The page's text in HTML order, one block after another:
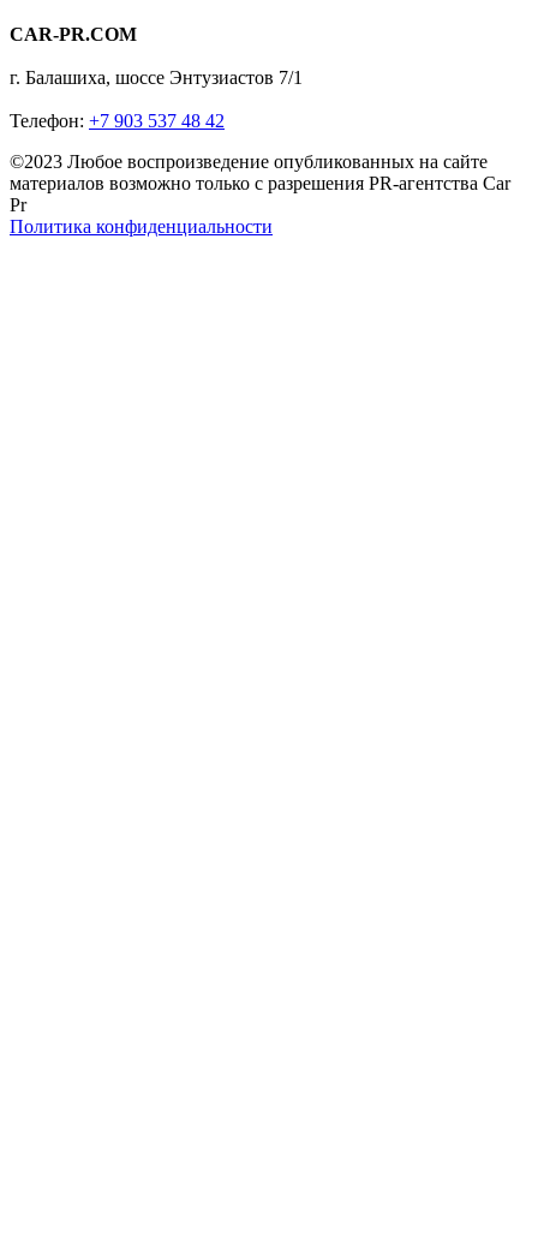
CAR-PR.COM
г. Балашиха, шоссе Энтузиастов 7/1
Телефон: +7 903 537 48 42
©2023 Любое воспроизведение опубликованных на сайте
материалов возможно только с разрешения PR-агентства Car
Pr
Политика конфиденциальности